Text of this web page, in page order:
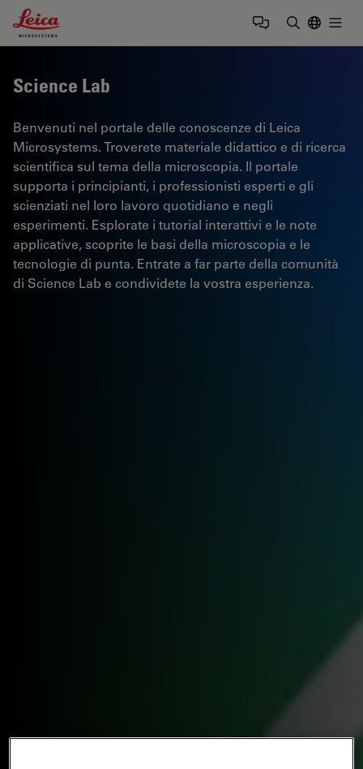
Leica Microsystems Logo
Science Lab
Benvenuti nel portale delle conoscenze di Leica
Microsystems. Troverete materiale didattico e di ricerca
scientifica sul tema della microscopia. Il portale
supporta i principianti, i professionisti esperti e gli
scienziati nel loro lavoro quotidiano e negli
esperimenti. Esplorate i tutorial interattivi e le note
applicative, scoprite le basi della microscopia e le
tecnologie di punta. Entrate a far parte della comunità
di Science Lab e condividete la vostra esperienza.